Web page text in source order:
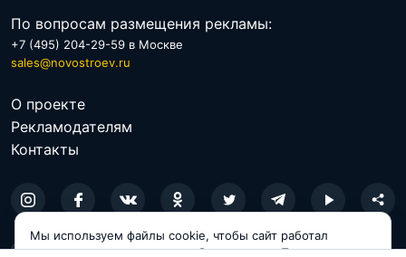
По вопросам размещения рекламы:
+7 (495) 204-29-59 в Москве
sales@novostroev.ru
О проекте
Рекламодателям
Контакты
© 2026 NOVOSTROEV.RU
Мы используем файлы cookie, чтобы сайт работал
корректно и становился удобнее для вас. Продолжая